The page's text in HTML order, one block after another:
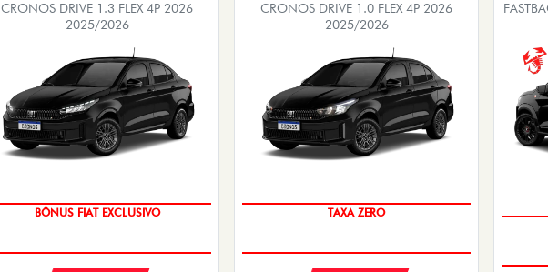
CRONOS DRIVE 1.3 FLEX 4P 2026
2025/2026
SUPER DESCONTO
CRONOS DRIVE 1.0 FLEX 4P 2026
2025/2026
COM USADO NA TROCA